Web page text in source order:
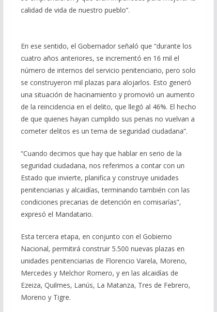
calidad de vida de nuestro pueblo”.
En ese sentido, el Gobernador señaló que “durante los
cuatro años anteriores, se incrementó en 16 mil el
número de internos del servicio penitenciario, pero solo
se construyeron mil plazas para alojarlos. Esto generó
una situación de hacinamiento y promovió un aumento
de la reincidencia en el delito, que llegó al 46%. El hecho
de que quienes hayan cumplido sus penas no vuelvan a
cometer delitos es un tema de seguridad ciudadana”.
“Cuando decimos que hay que hablar en serio de la
seguridad ciudadana, nos referimos a contar con un
Estado que invierte, planifica y construye unidades
penitenciarias y alcaidías, terminando también con las
condiciones precarias de detención en comisarías”,
expresó el Mandatario.
Esta tercera etapa, en conjunto con el Gobierno
Nacional, permitirá construir 5.500 nuevas plazas en
unidades penitenciarias de Florencio Varela, Moreno,
Mercedes y Melchor Romero, y en las alcaidías de
Ezeiza, Quilmes, Lanús, La Matanza, Tres de Febrero,
Moreno y Tigre.